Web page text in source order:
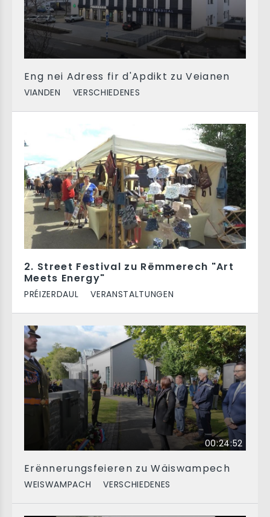
Eng nei Adress fir d'Apdikt zu Veianen
VIANDEN VERSCHIEDENES
2. Street Festival zu Rëmmerech "Art
Meets Energy"
PRÉIZERDAUL VERANSTALTUNGEN
00:24:52
Erënnerungsfeieren zu Wäiswampech
WEISWAMPACH VERSCHIEDENES